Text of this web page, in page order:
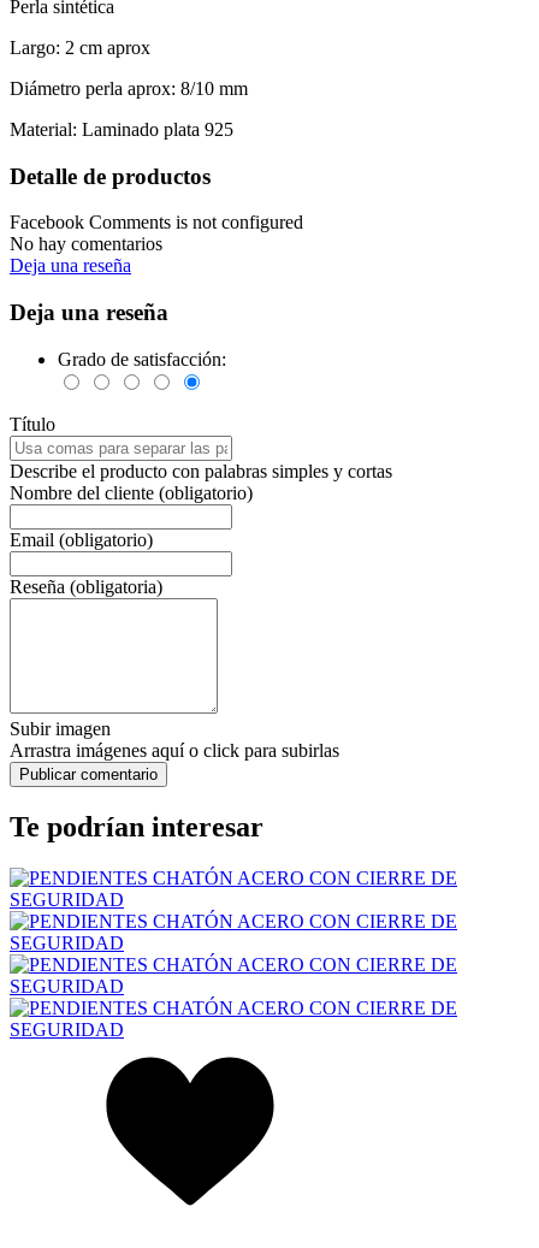
Perla sintética
Largo: 2 cm aprox
Diámetro perla aprox: 8/10 mm
Material: Laminado plata 925
Detalle de productos
Facebook Comments is not configured
No hay comentarios
Deja una reseña
Deja una reseña
Grado de satisfacción:
Título
Describe el producto con palabras simples y cortas
Nombre del cliente (obligatorio)
Email (obligatorio)
Reseña (obligatoria)
Subir imagen
Arrastra imágenes aquí o click para subirlas
Te podrían interesar